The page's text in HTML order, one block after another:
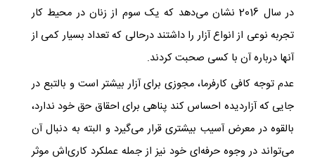
در سال 2016 نشان می‌دهد که یک سوم از زنان در محیط کار
تجربه نوعی از انواع آزار را داشتند درحالی که تعداد بسیار کمی از
آنها درباره آن با کسی صحبت کردند.
عدم توجه کافی کارفرما، مجوزی برای آزار بیشتر است و بالتبع در
جایی که آزاردیده احساس کند پناهی برای احقاق حق خود ندارد،
بالقوه در معرض آسیب بیشتری قرار می‌گیرد و البته به دنبال آن
می‌تواند در وجوه حرفه‌ای خود نیز از جمله عملکرد کاری‌اش موثر